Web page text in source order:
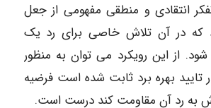
انتقادی و منطقی مفهومی از جعل
که در آن تلاش خاصی برای رد یک
از این رویکرد می توان به منظور
تایید بهره برد ثابت شده است فرضیه
به رد آن مقاومت کند درست است.